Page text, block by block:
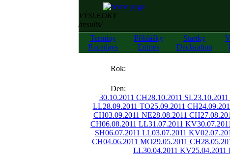
VÝSLEDKY
/results/
Termíny
Racedays
Přihlášky
Entries
Startky
Declaration
Rok:
Den:
30.10.2011 CH28.10.2011 SL
LL28.09.2011 TO25.09.2011 CH
CH03.09.2011 NE28.08.2011 CH
CH06.08.2011 LL31.07.2011 KV
SH06.07.2011 LL03.07.2011 KV
CH04.06.2011 MO29.05.2011 CH
LL30.04.2011 KV25.04.2011